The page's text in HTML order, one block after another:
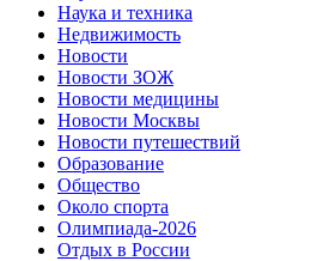
Наука и техника
Недвижимость
Новости
Новости ЗОЖ
Новости медицины
Новости Москвы
Новости путешествий
Образование
Общество
Около спорта
Олимпиада-2026
Отдых в России